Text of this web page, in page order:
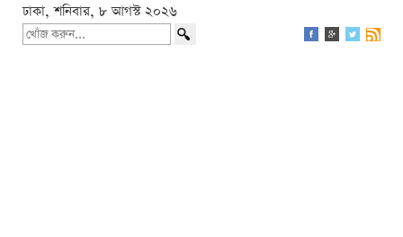
ঢাকা, শনিবার, ৮ আগস্ট ২০২৬